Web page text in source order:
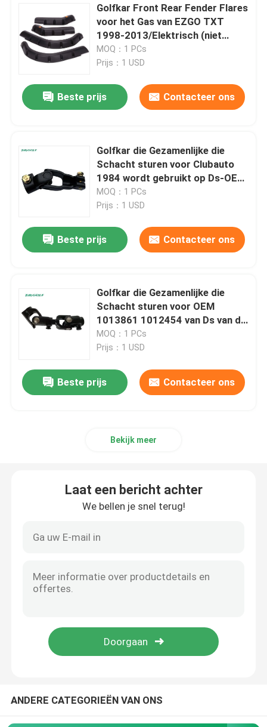
Golfkar Front Rear Fender Flares
voor het Gas van EZGO TXT
1998-2013/Elektrisch (niet
Elektrische Pasvormen 48V),
met Metaalhardware, Reeks
MOQ：1 PCs
Prijs：1 USD
Beste prijs Contacteer ons
Golfkar die Gezamenlijke die
Schacht sturen voor Clubauto
1984 wordt gebruikt op Ds-OEM:
1013861 1012454 103601601
MOQ：1 PCs
Prijs：1 USD
Beste prijs Contacteer ons
Golfkar die Gezamenlijke die
Schacht sturen voor OEM
1013861 1012454 van Ds van de
Clubauto 1984-omhooggaande
103601601 wordt gebruikt
MOQ：1 PCs
Prijs：1 USD
Beste prijs Contacteer ons
Bekijk meer
Laat een bericht achter
We bellen je snel terug!
ANDERE CATEGORIEËN VAN ONS